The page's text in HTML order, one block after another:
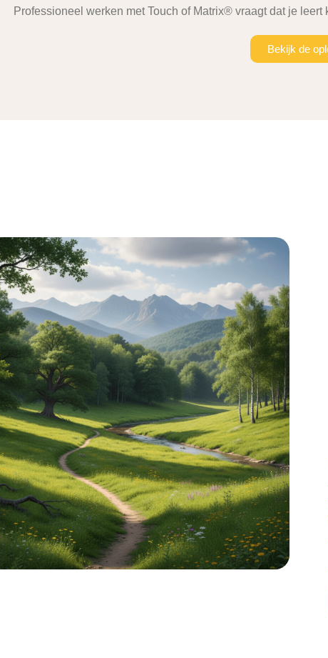
Professioneel werken met Touch of Matrix® vraagt dat je
Bekijk de